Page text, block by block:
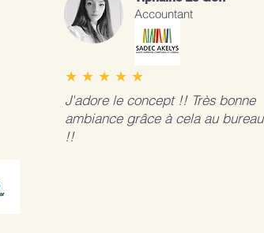
J'adore le concept !! Très bonne
ambiance grâce à cela au bureau
!!
★ ★ ★ ★ ★
Accountant